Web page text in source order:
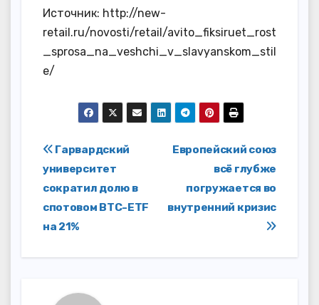
Источник: http://new-
retail.ru/novosti/retail/avito_fiksiruet_rost
_sprosa_na_veshchi_v_slavyanskom_stil
e/
Навигация
по
записям
Европейский союз
всё глубже
погружается во
внутренний кризис
Гарвардский
университет
сократил долю в
спотовом BTC-ETF
на 21%